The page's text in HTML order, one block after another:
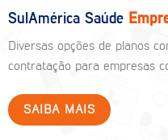
SulAmérica Saúde
Diversas opções de planos
contratação para empresas
SAIBA MAIS